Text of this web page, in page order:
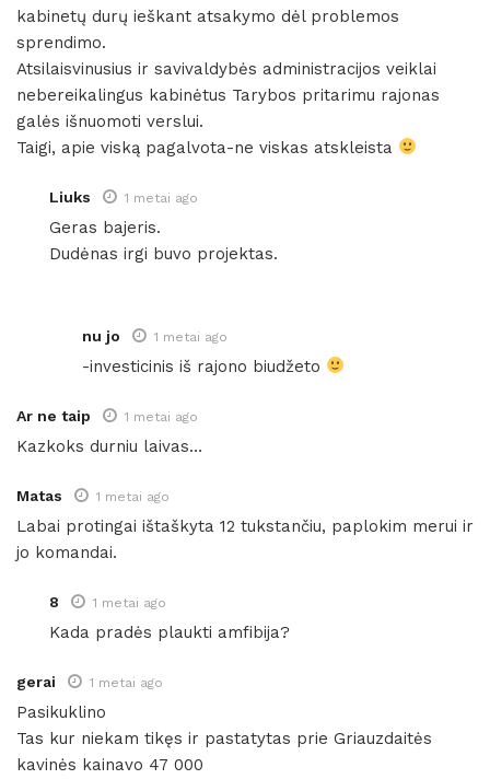
kabinetų durų ieškant atsakymo dėl problemos
sprendimo.
Atsilaisvinusius ir savivaldybės administracijos veiklai
nebereikalingus kabinėtus Tarybos pritarimu rajonas
galės išnuomoti verslui.
Taigi, apie viską pagalvota-ne viskas atskleista
Liuks 1 metai ago
Geras bajeris.
Dudėnas irgi buvo projektas.
nu jo 1 metai ago
-investicinis iš rajono biudžeto
Ar ne taip 1 metai ago
Kazkoks durniu laivas…
Matas 1 metai ago
Labai protingai ištaškyta 12 tukstančiu, paplokim merui ir
jo komandai.
8 1 metai ago
Kada pradės plaukti amfibija?
gerai 1 metai ago
Pasikuklino
Tas kur niekam tikęs ir pastatytas prie Griauzdaitės
kavinės kainavo 47 000